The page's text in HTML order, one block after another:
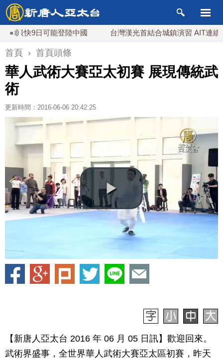
快9日可能登陸中國 台灣漢光首結合城鎮演習 AIT連續發
首頁 › 首頁頭條
華人武術大賽亞太初賽 展現傳統武
術
更新時間：2016-06-06 20:42:25
【新唐人亞太台 2016 年 06 月 05 日訊】歡迎回來。
武術界盛事，全世界華人武術大賽亞太區初賽，昨天